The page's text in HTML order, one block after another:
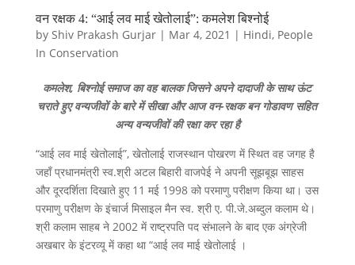
वन रक्षक 4: “आई लव माई खेतोलाई”: कमलेश बिश्नोई
by Shiv Prakash Gurjar| Mar 4, 2021 | Hindi, People
In Conservation
कमलेश, बिश्नोई समाज का वह बालक जिसने अपने दादाजी के साथ ऊंट
चराते हुए वन्यजीवों के बारे में सीखा और आज वन-रक्षक बन गोडावण सहित
अन्य वन्यजीवों की रक्षा कर रहा है
“आई लव माई खेतोलाई”, खेतोलाई राजस्थान पोखरण में स्थित वह जगह है
जहाँ प्रधानमंत्री स्व.श्री अटल बिहारी वाजपेई ने अपनी सूझबूझ साहस
और दूरदर्शिता दिखाते हुए 11 मई 1998 को परमाणु परीक्षण किया था। उस
परमाणु परीक्षण के इंचार्ज मिसाइल मैन स्व. श्री ए. पी.जे.अब्दुल कलाम थे।
श्री कलाम साहब ने 2002 में राष्ट्रपति पद संभालने के बाद एक अंग्रेजी
अखबार के इंटरव्यू में कहा था “आई लव माई खेतोलाई ।